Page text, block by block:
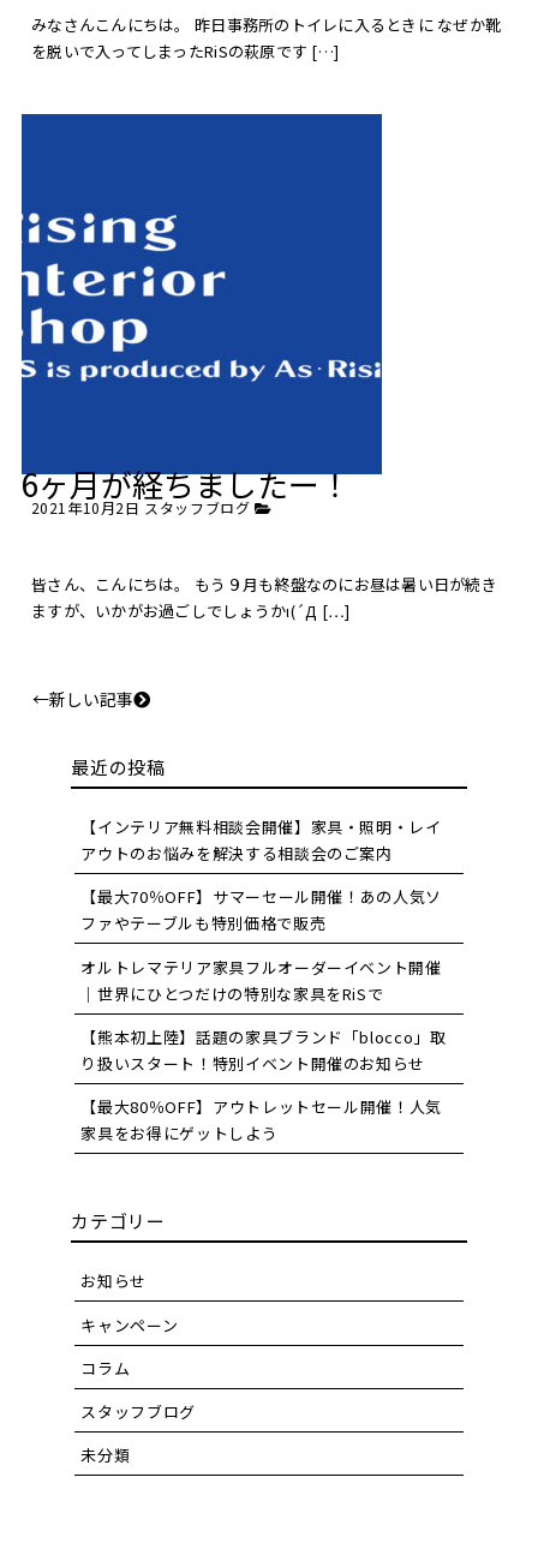
みなさんこんにちは。 昨日事務所のトイレに入るときに なぜか靴
を脱いで入ってしまったRiSの萩原です […]
6ヶ月が経ちましたー！
2021年10月2日 スタッフブログ
皆さん、こんにちは。 もう９月も終盤なのにお昼は暑い日が続き
ますが、いかがお過ごしでしょうかι(´Д […]
←新しい記事
最近の投稿
【インテリア無料相談会開催】家具・照明・レイ
アウトのお悩みを解決する相談会のご案内
【最大70％OFF】サマーセール開催！あの人気ソ
ファやテーブルも特別価格で販売
オルトレマテリア家具フルオーダーイベント開催
｜世界にひとつだけの特別な家具をRiSで
【熊本初上陸】話題の家具ブランド「blocco」取
り扱いスタート！特別イベント開催のお知らせ
【最大80％OFF】アウトレットセール開催！人気
家具をお得にゲットしよう
カテゴリー
お知らせ
キャンペーン
コラム
スタッフブログ
未分類